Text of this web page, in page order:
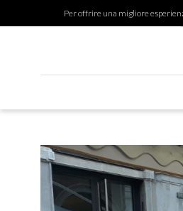
Per offrire una migliore